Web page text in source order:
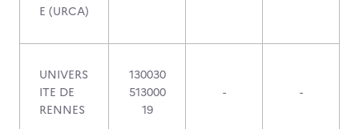
E (URCA)
UNIVERS
ITE DE
RENNES
130030
513000
19
- -